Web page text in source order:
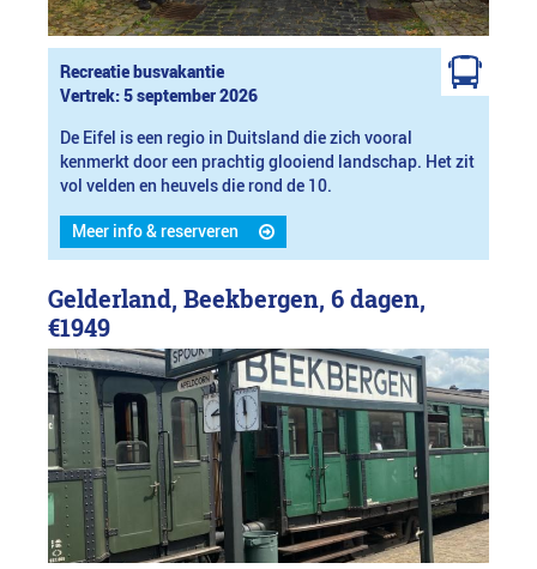
Recreatie busvakantie
Vertrek: 5 september 2026
De Eifel is een regio in Duitsland die zich vooral
kenmerkt door een prachtig glooiend landschap. Het zit
vol velden en heuvels die rond de 10.
Meer info & reserveren
Gelderland, Beekbergen, 6 dagen,
€1949